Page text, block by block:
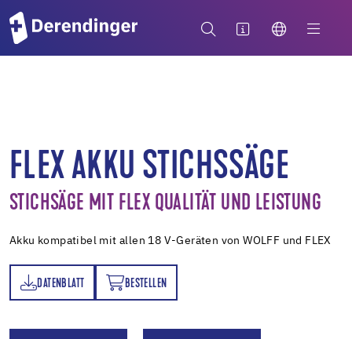
FLEX AKKU STICHSSÄGE
STICHSÄGE MIT FLEX QUALITÄT UND LEISTUNG
Akku kompatibel mit allen 18 V-Geräten von WOLFF und FLEX
DATENBLATT BESTELLEN
BESTELLEN